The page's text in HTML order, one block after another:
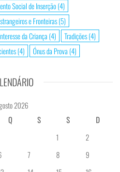
Social de Inserção(4)
e Fronteiras(5)
da Criança (4) Tradições(4)
(4) Ónus da Prova (4)
2026
Q S S
D
1
2
7 8
9